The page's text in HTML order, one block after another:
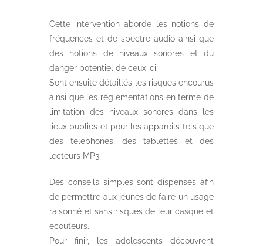
Cette intervention aborde les notions de
fréquences et de spectre audio ainsi que
des notions de niveaux sonores et du
danger potentiel de ceux-ci.
Sont ensuite détaillés les risques encourus
ainsi que les règlementations en terme de
limitation des niveaux sonores dans les
lieux publics et pour les appareils tels que
des téléphones, des tablettes et des
lecteurs MP3.
Des conseils simples sont dispensés afin
de permettre aux jeunes de faire un usage
raisonné et sans risques de leur casque et
écouteurs.
Pour finir, les adolescents découvrent